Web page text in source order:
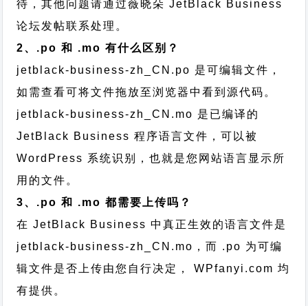
待，其他问题请通过薇晓朵 JetBlack Business
论坛发帖联系处理。
2、.po 和 .mo 有什么区别？
jetblack-business-zh_CN.po 是可编辑文件，
如需查看可将文件拖放至浏览器中看到源代码。
jetblack-business-zh_CN.mo 是已编译的
JetBlack Business 程序语言文件，可以被
WordPress 系统识别，也就是您网站语言显示所
用的文件。
3、.po 和 .mo 都需要上传吗？
在 JetBlack Business 中真正生效的语言文件是
jetblack-business-zh_CN.mo，而 .po 为可编
辑文件是否上传由您自行决定， WPfanyi.com 均
有提供。